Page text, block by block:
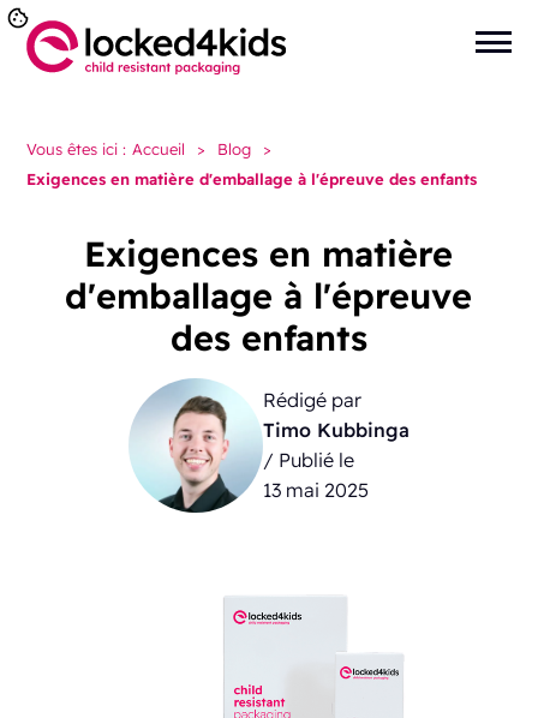
Vous êtes ici : Accueil > Blog
>
Exigences en matière d'emballage à l'épreuve des enfants
Exigences en matière
d'emballage à l'épreuve
des enfants
Rédigé par
Timo Kubbinga
/ Publié le
13 mai 2025